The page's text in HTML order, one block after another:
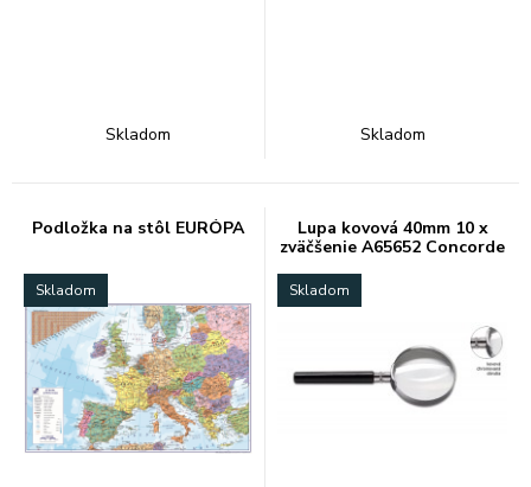
Skladom Skladom
Podložka na stôl EURÓPA
Skladom
Lupa kovová 40mm 10 x
zväčšenie A65652 Concorde
Skladom